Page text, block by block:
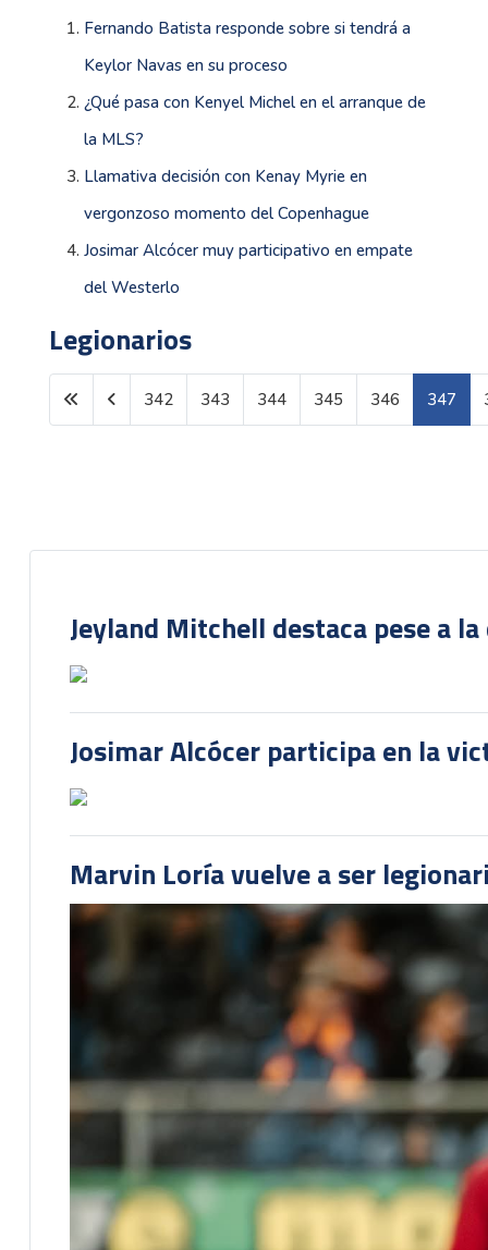
Fernando Batista responde sobre si tendrá a
Keylor Navas en su proceso
¿Qué pasa con Kenyel Michel en el arranque de
la MLS?
Llamativa decisión con Kenay Myrie en
vergonzoso momento del Copenhague
Josimar Alcócer muy participativo en empate
del Westerlo
Legionarios
Página 347 de 1600
342 343 344 345 346 347
Jeyland Mitchell destaca pese a
Josimar Alcócer participa en la
Marvin Loría vuelve a ser